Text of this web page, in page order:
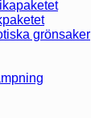
grönsaker